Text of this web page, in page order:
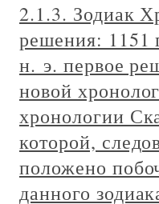
2.1.3. Зодиак
решения: 1151
н. э. первое
новой
хронологии
которой,
положено
данного